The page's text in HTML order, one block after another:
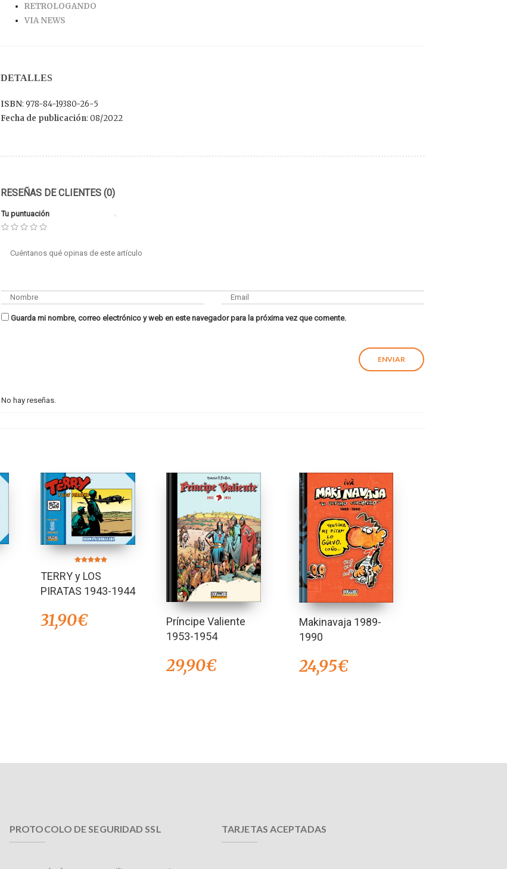
RETROLOGANDO
VIA NEWS
DETALLES
ISBN: 978-84-19380-26-5
Fecha de publicación: 08/2022
RESEÑAS DE CLIENTES (0)
Tu puntuación
Guarda mi nombre, correo electrónico y web en este navegador para la próxima vez que comente.
No hay reseñas.
5.00
de 5
TERRY y LOS
PIRATAS 1943-1944
31,90€
Príncipe Valiente
1953-1954
29,90€
Makinavaja 1989-
1990
24,95€
PROTOCOLO DE SEGURIDAD SSL TARJETAS ACEPTADAS